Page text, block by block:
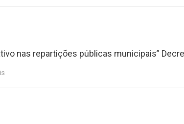
nas repartições públicas municipais”